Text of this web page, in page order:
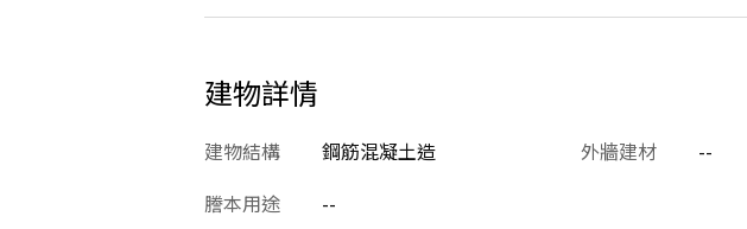
建物詳情
建物結構 鋼筋混凝土造 外牆建材 --
謄本用途
--